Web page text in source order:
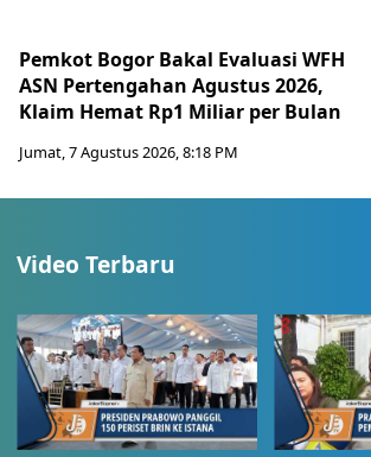
Pemkot Bogor Bakal Evaluasi WFH
ASN Pertengahan Agustus 2026,
Klaim Hemat Rp1 Miliar per Bulan
Jumat, 7 Agustus 2026, 8:18 PM
Video Terbaru